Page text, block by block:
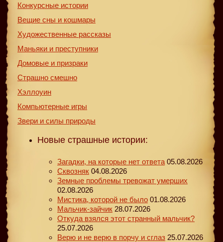
Конкурсные истории
Вещие сны и кошмары
Художественные рассказы
Маньяки и преступники
Домовые и призраки
Страшно смешно
Хэллоуин
Компьютерные игры
Звери и силы природы
Новые страшные истории:
Загадки, на которые нет ответа 05.08.2026
Сквозняк 04.08.2026
Земные проблемы тревожат умерших
02.08.2026
Мистика, которой не было 01.08.2026
Мальчик-зайчик 28.07.2026
Откуда взялся этот странный мальчик?
25.07.2026
Верю и не верю в порчу и сглаз 25.07.2026